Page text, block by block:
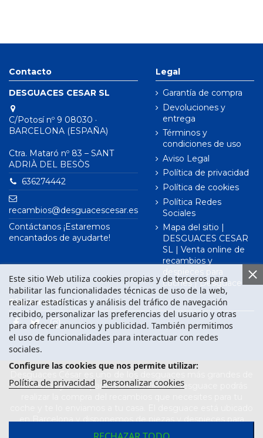
Contacto
DESGUACES CESAR SL
C/Potosí nº 9 08030 ·
BARCELONA (ESPAÑA)
Ctra. Mataró nº 83 – SANT
ADRIÀ DEL BESÒS
636274442
recambios@desguacescesar.es
Contáctanos ¡Estaremos
encantados de ayudarte!
Legal
Garantía de compra
Devoluciones y
entrega
Términos y
condiciones de uso
Aviso Legal
Política de privacidad
Política de cookies
Política Redes
Sociales
Mapa del sitio |
DESGUACES CESAR
SL | Venta online de
recambios y
despieces para
coches | Desguace
Este sitio Web utiliza cookies propias y de terceros para
habilitar las funcionalidades técnicas de uso de la web,
realizar estadísticas y análisis del tráfico de navegación
recibido, personalizar las preferencias del usuario y otras
para ofrecer anuncios y publicidad. También permitimos
el uso de funcionalidades para interactuar con redes
sociales.
Configure las cookies que nos permite utilizar:
Política de privacidad Personalizar cookies
Síguenos en
Barcelona y de España. Desde nuestro desguace podrás
en Barcelona y disponemos de piezas y despieces para
todas las marcas de vehículos. Compra el recambio que